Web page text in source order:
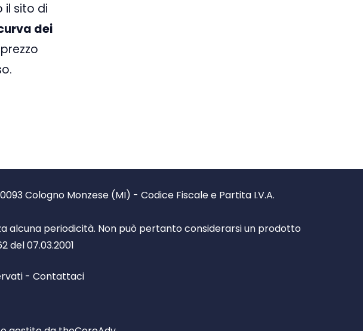
il sito di
dei
Cologno Monzese (MI) - Codice Fiscale e Partita I.V.A.
alcuna periodicità. Non può pertanto considerarsi un prodotto
del 07.03.2001
- Contattaci